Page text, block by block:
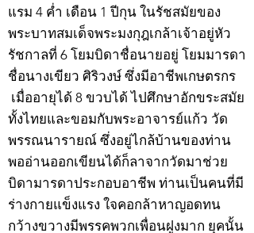
แรม 4 ค่ำ เดือน 1 ปีกุน ในรัชสมัยของ
พระบาทสมเด็จพระมงกุฎเกล้าเจ้าอยู่หัว
รัชกาลที่ 6 โยมบิดาชื่อนายอยู่ โยมมารดา
ชื่อนางเขียว ศิริวงษ์ ซึ่งมีอาชีพเกษตรกร
เมื่ออายุได้ 8 ขวบได้ ไปศึกษาอักขระสมัย
ทั้งไทยและขอมกับพระอาจารย์แก้ว วัด
พรรณนารายณ์ ซึ่งอยู่ไกล้บ้านของท่าน
พออ่านออกเขียนได้ก็ลาจากวัดมาช่วย
บิดามารดาประกอบอาชีพ ท่านเป็นคนที่มี
ร่างกายแข็งแรง ใจคอกล้าหาญอดทน
กว้างขวางมีพรรคพวกเพื่อนฝูงมาก ยุคนั้น